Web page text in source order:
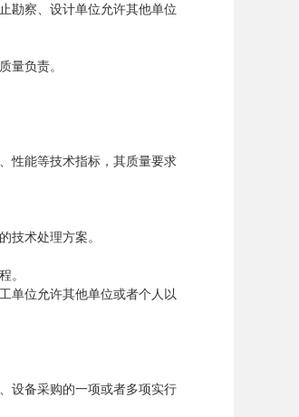
勘察、设计单位允许其他单位
负责。
能等技术指标，其质量要求
术处理方案。
。
单位允许其他单位或者个人以
设备采购的一项或者多项实行